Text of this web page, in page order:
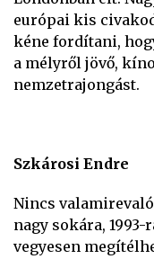
európai kis
kéne fordítani,
a mélyről jövő,
nemzetrajongást.
Szkárosi Endre
Nincs valamirevaló
nagy sokára,
vegyesen